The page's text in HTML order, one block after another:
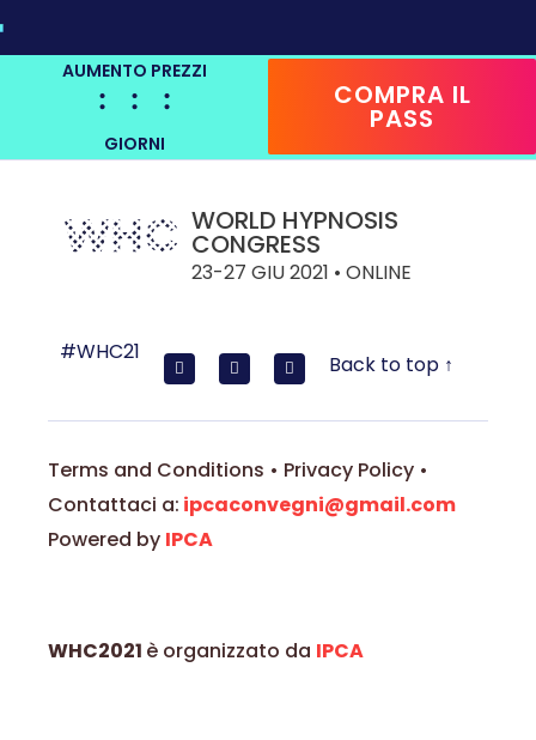
AUMENTO PREZZI
GIORNI
COMPRA IL
PASS
WORLD HYPNOSIS
CONGRESS
23-27 GIU 2021 • ONLINE
#WHC21 Back to top ↑
Terms and Conditions • Privacy Policy •
Contattaci a: ipcaconvegni@gmail.com
Powered by IPCA
WHC2021 è organizzato da IPCA